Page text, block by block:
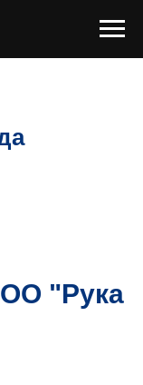
"Рука